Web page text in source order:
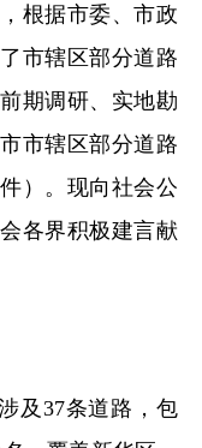
根据市委、市政
市辖区部分道路
期调研、实地勘
市辖区部分道路
）。现向社会公
各界积极建言献
及37条道路，包